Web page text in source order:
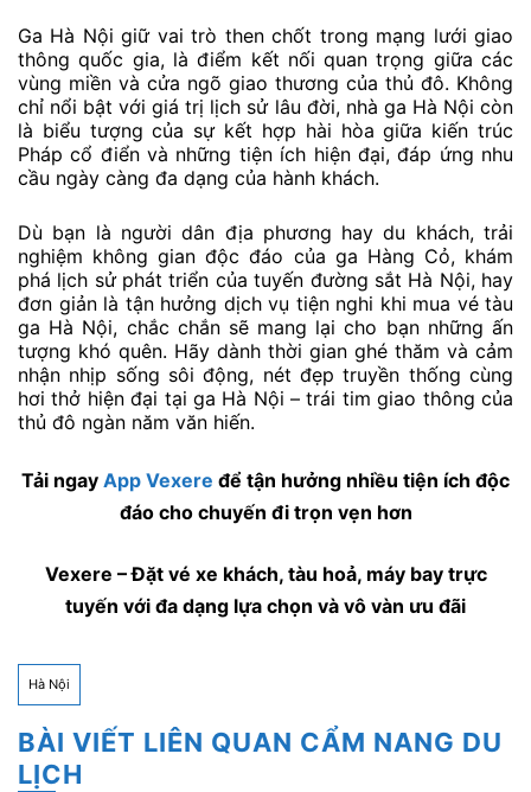
Ga Hà Nội giữ vai trò then chốt trong mạng lưới giao
thông quốc gia, là điểm kết nối quan trọng giữa các
vùng miền và cửa ngõ giao thương của thủ đô. Không
chỉ nổi bật với giá trị lịch sử lâu đời, nhà ga Hà Nội còn
là biểu tượng của sự kết hợp hài hòa giữa kiến trúc
Pháp cổ điển và những tiện ích hiện đại, đáp ứng nhu
cầu ngày càng đa dạng của hành khách.
Dù bạn là người dân địa phương hay du khách, trải
nghiệm không gian độc đáo của ga Hàng Cỏ, khám
phá lịch sử phát triển của tuyến đường sắt Hà Nội, hay
đơn giản là tận hưởng dịch vụ tiện nghi khi mua vé tàu
ga Hà Nội, chắc chắn sẽ mang lại cho bạn những ấn
tượng khó quên. Hãy dành thời gian ghé thăm và cảm
nhận nhịp sống sôi động, nét đẹp truyền thống cùng
hơi thở hiện đại tại ga Hà Nội – trái tim giao thông của
thủ đô ngàn năm văn hiến.
Tải ngay App Vexere để tận hưởng nhiều tiện ích độc
đáo cho chuyến đi trọn vẹn hơn
Vexere – Đặt vé xe khách, tàu hoả, máy bay trực
tuyến với đa dạng lựa chọn và vô vàn ưu đãi
Hà Nội
BÀI VIẾT LIÊN QUAN CẨM NANG DU
LỊCH